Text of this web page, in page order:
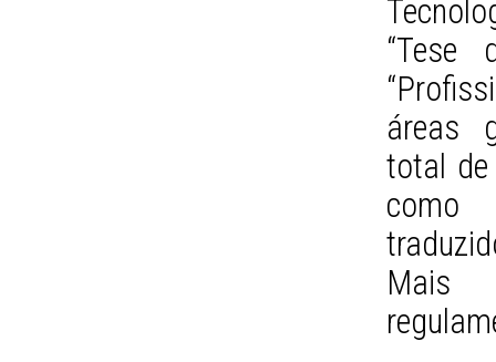
“Tese
áreas
total de
como
Mais